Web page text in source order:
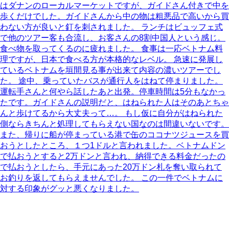
はダナンのローカルマーケットですが、ガイドさん付きで中を
歩くだけでした。ガイドさんから中の物は粗悪品で高いから買
わない方が良いと釘を刺されました。 ランチはビュッフェ式
で他のツアー客も合流し、お客さんの8割中国人という感じ。
食べ物を取ってくるのに疲れました。 食事は一応ベトナム料
理ですが、日本で食べる方が本格的なレベル。 急速に発展し
ているベトナムを垣間見る事が出来て内容の濃いツアーでし
た。 途中、乗っていたバスが通行人をはねて停まりました。
運転手さんと何やら話したあと出発。停車時間は5分もなかっ
たです。ガイドさんの説明だと、はねられた人はそのあとちゃ
んと歩けてるから大丈夫って…。 もし仮に自分がはねられた
側ならきちんと処理してもらえない国なのは間違いないです。
また、帰りに船が停まっている港で缶のココナツジュースを買
おうとしたところ、１つ1ドルと言われました。ベトナムドン
で払おうとすると2万ドンと言われ、納得できる料金だったの
で払おうとしたら、手元にあった20万ドン札を奪い取られて
お釣りを返してもらえませんでした。 この一件でベトナムに
対する印象がグッと悪くなりました。